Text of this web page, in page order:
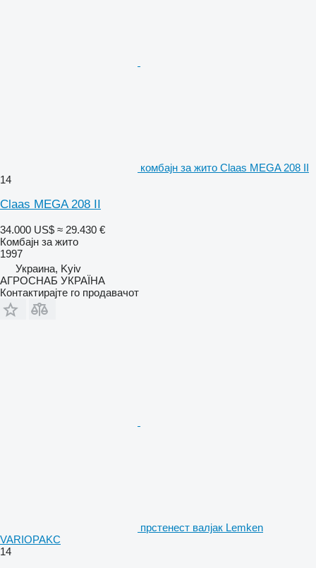
комбајн за жито Claas MEGA 208 II
14
Claas MEGA 208 II
34.000 US$ ≈ 29.430 €
Комбајн за жито
1997
Украина, Kyiv
АГРОСНАБ УКРАЇНА
Контактирајте го продавачот
прстенест валјак Lemken
VARIOPAKC
14